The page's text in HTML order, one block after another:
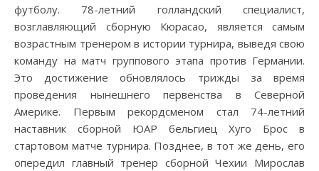
футболу. 78-летний голландский специалист,
возглавляющий сборную Кюрасао, является самым
возрастным тренером в истории турнира, выведя свою
команду на матч группового этапа против Германии.
Это достижение обновлялось трижды за время
проведения нынешнего первенства в Северной
Америке. Первым рекордсменом стал 74-летний
наставник сборной ЮАР бельгиец Хуго Брос в
стартовом матче турнира. Позднее, в тот же день, его
опередил главный тренер сборной Чехии Мирослав